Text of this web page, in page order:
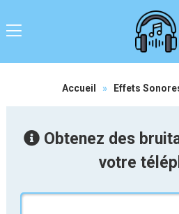
Accueil » Effets
Obtenez des
votre